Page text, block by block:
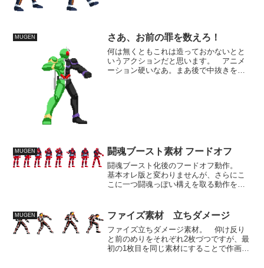
MUGEN さあ、お前の罪を数えろ！
何は無くともこれは造っておかないとと
いうアクションだと思います。 アニメ
ーション硬いなあ。まあ後で中抜きを付
MUGEN 闘魂ブースト素材 フードオフ
闘魂ブースト化後のフードオフ動作。
基本オレ版と変わりませんが、さらにこ
こに一つ闘魂っぽい構えを取る動作を加
えたいと思います。 今日明日中には仕
上げねば。
MUGEN ファイズ素材 立ちダメージ
ファイズ立ちダメージ素材。 仰け反り
と前のめりをそれぞれ2枚づつですが、最
初の1枚目を同じ素材にすることで作画効